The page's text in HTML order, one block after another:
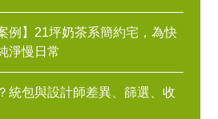
例】21坪奶茶系簡約宅，為快
淨慢日常
統包與設計師差異、篩選、收